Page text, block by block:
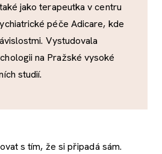
jako terapeutka v centru
péče Adicare, kde
Vystudovala
na Pražské vysoké
studií.
s tím, že si připadá sám.